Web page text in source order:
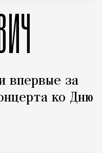
впервые за
ко Дню